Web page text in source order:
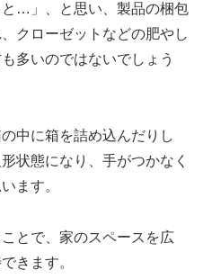
…」、と思い、製品の梱包
クローゼットなどの肥やし
多いのではないでしょう
中に箱を詰め込んだりし
状態になり、手がつかなく
ます。
とで、家のスペースを広
きます。